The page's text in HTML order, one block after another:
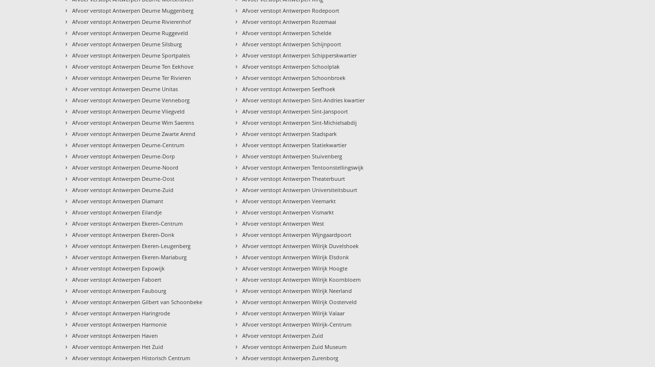
› Afvoer verstopt Antwerpen Deurne Muggenberg
› Afvoer verstopt Antwerpen Deurne Rivierenhof
› Afvoer verstopt Antwerpen Deurne Ruggeveld
› Afvoer verstopt Antwerpen Deurne Silsburg
› Afvoer verstopt Antwerpen Deurne Sportpaleis
› Afvoer verstopt Antwerpen Deurne Ten Eekhove
› Afvoer verstopt Antwerpen Deurne Ter Rivieren
› Afvoer verstopt Antwerpen Deurne Unitas
› Afvoer verstopt Antwerpen Deurne Venneborg
› Afvoer verstopt Antwerpen Deurne Vliegveld
› Afvoer verstopt Antwerpen Deurne Wim Saerens
› Afvoer verstopt Antwerpen Deurne Zwarte Arend
› Afvoer verstopt Antwerpen Deurne-Centrum
› Afvoer verstopt Antwerpen Deurne-Dorp
› Afvoer verstopt Antwerpen Deurne-Noord
› Afvoer verstopt Antwerpen Deurne-Oost
› Afvoer verstopt Antwerpen Deurne-Zuid
› Afvoer verstopt Antwerpen Diamant
› Afvoer verstopt Antwerpen Eilandje
› Afvoer verstopt Antwerpen Ekeren-Centrum
› Afvoer verstopt Antwerpen Ekeren-Donk
› Afvoer verstopt Antwerpen Ekeren-Leugenberg
› Afvoer verstopt Antwerpen Ekeren-Mariaburg
› Afvoer verstopt Antwerpen Expowijk
› Afvoer verstopt Antwerpen Faboert
› Afvoer verstopt Antwerpen Faubourg
› Afvoer verstopt Antwerpen Gilbert van Schoonbeke
› Afvoer verstopt Antwerpen Haringrode
› Afvoer verstopt Antwerpen Harmonie
› Afvoer verstopt Antwerpen Haven
› Afvoer verstopt Antwerpen Het Zuid
› Afvoer verstopt Antwerpen Historisch Centrum
› Afvoer verstopt Antwerpen Rodepoort
› Afvoer verstopt Antwerpen Rozemaai
› Afvoer verstopt Antwerpen Schelde
› Afvoer verstopt Antwerpen Schijnpoort
› Afvoer verstopt Antwerpen Schipperskwartier
› Afvoer verstopt Antwerpen Schoolplak
› Afvoer verstopt Antwerpen Schoonbroek
› Afvoer verstopt Antwerpen Seefhoek
› Afvoer verstopt Antwerpen Sint-Andries kwartier
› Afvoer verstopt Antwerpen Sint-Janspoort
› Afvoer verstopt Antwerpen Sint-Michielsabdij
› Afvoer verstopt Antwerpen Stadspark
› Afvoer verstopt Antwerpen Statiekwartier
› Afvoer verstopt Antwerpen Stuivenberg
› Afvoer verstopt Antwerpen Tentoonstellingswijk
› Afvoer verstopt Antwerpen Theaterbuurt
› Afvoer verstopt Antwerpen Universiteitsbuurt
› Afvoer verstopt Antwerpen Veemarkt
› Afvoer verstopt Antwerpen Vismarkt
› Afvoer verstopt Antwerpen West
› Afvoer verstopt Antwerpen Wijngaardpoort
› Afvoer verstopt Antwerpen Wilrijk Duvelshoek
› Afvoer verstopt Antwerpen Wilrijk Elsdonk
› Afvoer verstopt Antwerpen Wilrijk Hoogte
› Afvoer verstopt Antwerpen Wilrijk Koornbloem
› Afvoer verstopt Antwerpen Wilrijk Neerland
› Afvoer verstopt Antwerpen Wilrijk Oosterveld
› Afvoer verstopt Antwerpen Wilrijk Valaar
› Afvoer verstopt Antwerpen Wilrijk-Centrum
› Afvoer verstopt Antwerpen Zuid
› Afvoer verstopt Antwerpen Zuid Museum
› Afvoer verstopt Antwerpen Zurenborg